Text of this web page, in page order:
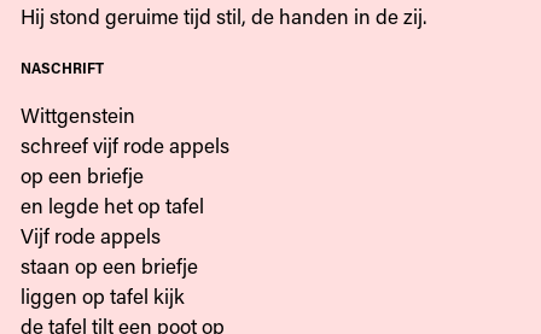
Hij stond geruime tijd stil, de handen in de zij.
naschrift
Wittgenstein
schreef vijf rode appels
op een briefje
en legde het op tafel
Vijf rode appels
staan op een briefje
liggen op tafel kijk
de tafel tilt een poot op